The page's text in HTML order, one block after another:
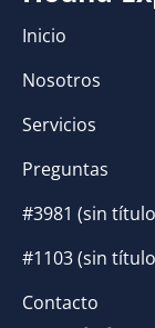
Inicio
Nosotros
Servicios
Preguntas
#3981 (sin
#1103 (sin
Contacto